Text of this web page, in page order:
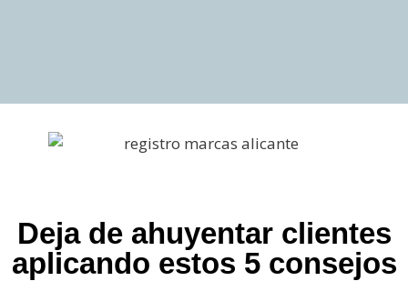
Deja de ahuyentar clientes
aplicando estos 5 consejos